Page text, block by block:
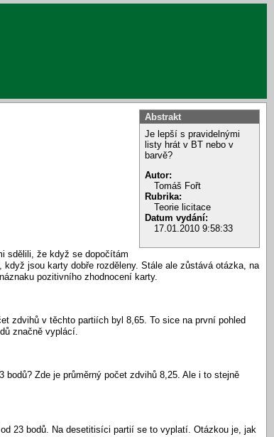
Abstrakt
Je lepší s pravidelnými
listy hrát v BT nebo v
barvě?
Autor:
Tomáš Fořt
Rubrika:
Teorie licitace
Datum vydání:
17.01.2010 9:58:33
sdělili, že když se dopočítám
jsou karty dobře rozděleny. Stále ale zůstává otázka, na
pozitivního zhodnocení karty.
zdvihů v těchto partiích byl 8,65. To sice na první pohled
značně vyplácí.
Zde je průměrný počet zdvihů 8,25. Ale i to stejně
23 bodů. Na desetitisíci partií se to vyplatí. Otázkou je, jak